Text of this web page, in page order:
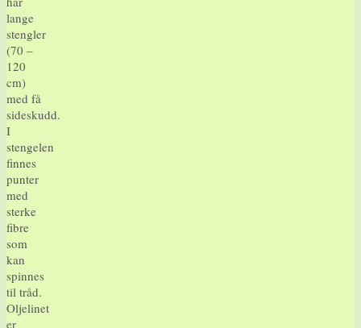
lange
stengler
(70 –
120
cm)
med få
sideskudd.
I
stengelen
finnes
punter
med
sterke
fibre
som
kan
spinnes
til tråd.
Oljelinet
er